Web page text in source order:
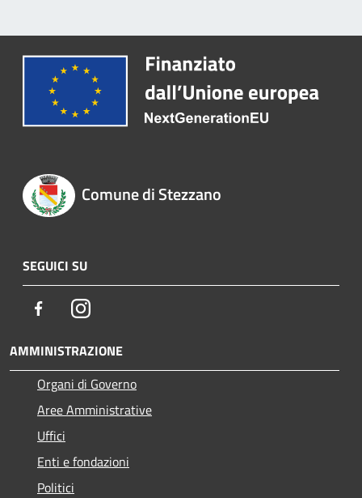
Comune di Stezzano
SEGUICI SU
FacebookInstagram
AMMINISTRAZIONE
Organi di Governo
Aree Amministrative
Uffici
Enti e fondazioni
Politici